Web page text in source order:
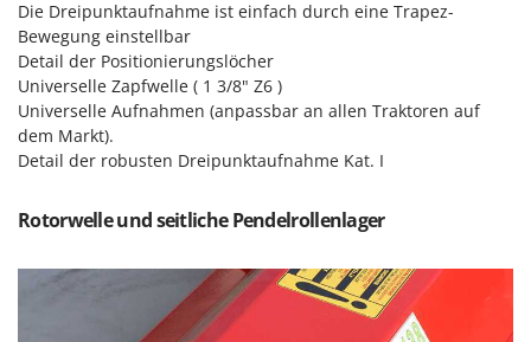
Zinkeneggen
Zubehör für Rasentraktoren
M
M.A.I.BO.
Macom
Macte Ovens
Makita
Marcato
Master
Mastercook
Die Dreipunktaufnahme ist einfach durch eine Trapez-
Bewegung einstellbar
Detail der Positionierungslöcher
Universelle Zapfwelle ( 1 3/8" Z6 )
Universelle Aufnahmen (anpassbar an allen Traktoren auf
dem Markt).
Detail der robusten Dreipunktaufnahme Kat. I
Rotorwelle und seitliche Pendelrollenlager